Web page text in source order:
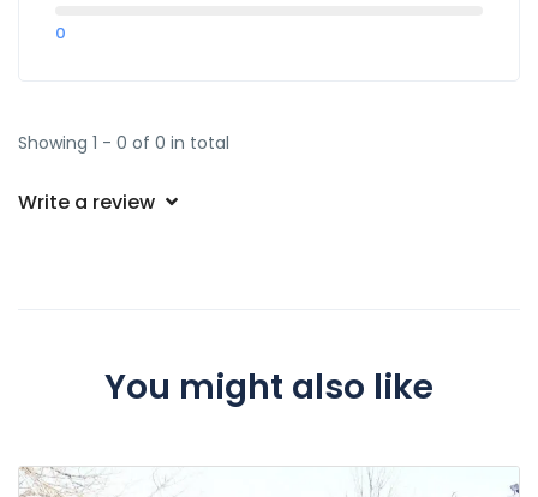
0
Showing 1 - 0 of 0 in total
Write a review
You might also like